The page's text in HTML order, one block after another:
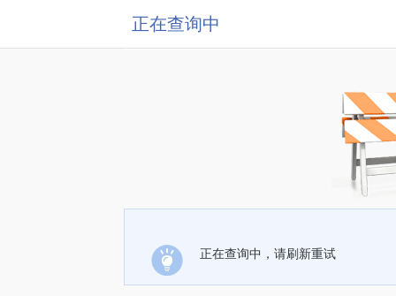
正在查询中
正在查询中，请刷新重试